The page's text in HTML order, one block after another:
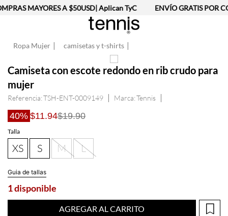
MAYORES A $50USD| Aplican TyC ENVÍO GRATIS POR
Ropa Mujer camisetas y t-shirts
Camiseta con escote redondo en rib crudo para
mujer
Referencia:TSH-ENT-0009149 Tennis
40% $11.94$19.90
Talla
XS S M L
Guia de tallas
1 disponible
AGREGAR AL CARRITO